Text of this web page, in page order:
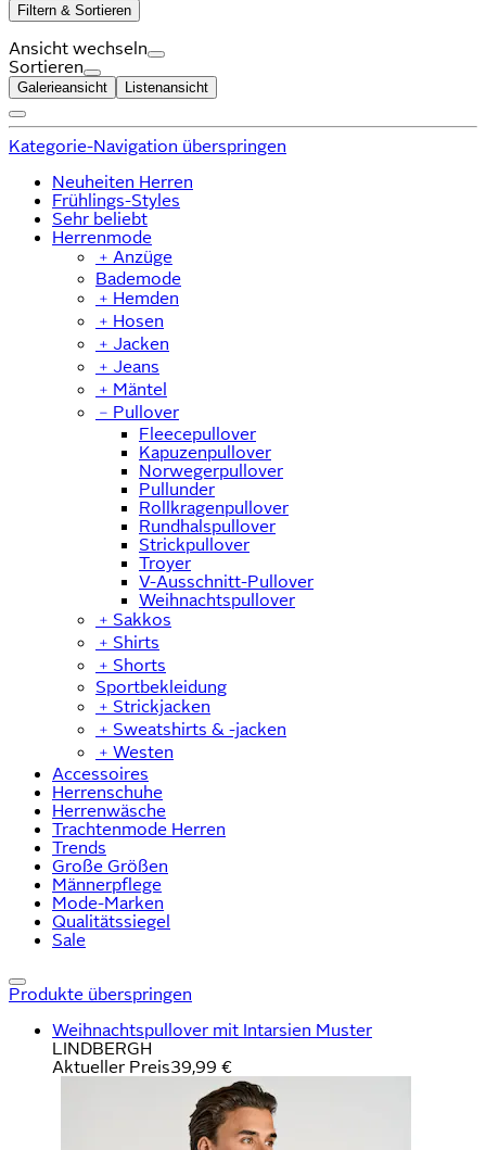
Filtern & Sortieren
Ansicht wechseln
Sortieren
Galerieansicht Listenansicht
Kategorie-Navigation überspringen
Neuheiten Herren
Frühlings-Styles
Sehr beliebt
Herrenmode
﹢ Anzüge
Bademode
﹢ Hemden
﹢ Hosen
﹢ Jacken
﹢ Jeans
﹢ Mäntel
﹣ Pullover
Fleecepullover
Kapuzenpullover
Norwegerpullover
Pullunder
Rollkragenpullover
Rundhalspullover
Strickpullover
Troyer
V-Ausschnitt-Pullover
Weihnachtspullover
﹢ Sakkos
﹢ Shirts
﹢ Shorts
Sportbekleidung
﹢ Strickjacken
﹢ Sweatshirts & -jacken
﹢ Westen
Accessoires
Herrenschuhe
Herrenwäsche
Trachtenmode Herren
Trends
Große Größen
Männerpflege
Mode-Marken
Qualitätssiegel
Sale
Produkte überspringen
Weihnachtspullover mit Intarsien Muster
LINDBERGH
Aktueller Preis39,99 €